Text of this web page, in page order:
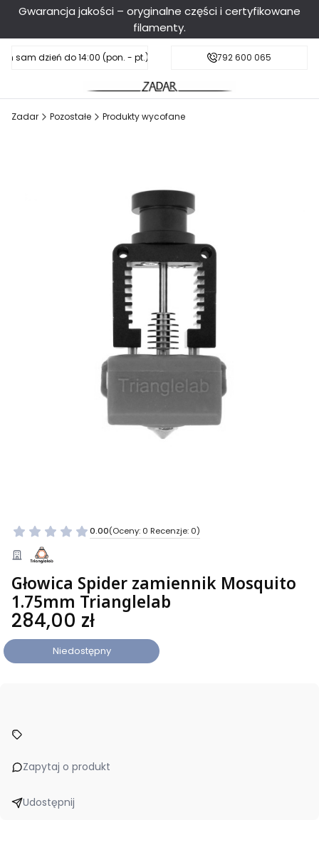
Gwarancja jakości – oryginalne części i certyfikowane
filamenty.
sam dzień do 14:00 (pon. - pt.), sobota do 11:00Darmowa dostawa od 199 zł
792 600 065
Zadar Pozostałe Produkty wycofane
0.00(Oceny: 0 Recenzje: 0)
Głowica Spider zamiennik Mosquito
1.75mm Trianglelab
Cena
284,00 zł
Niedostępny
Zapytaj o produkt
Udostępnij